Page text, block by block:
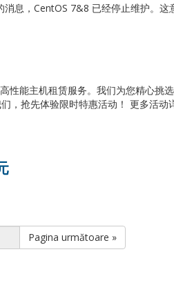
息，CentOS 7&8 已经停止维护。这
性能主机租赁服务。我们为您精心挑
，抢先体验限时特惠活动！ 更多活
Pagina următoare »